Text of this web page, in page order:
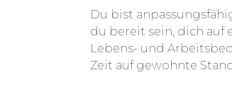
Du bist
du bereit sein, dich auf
Lebens- und
Zeit auf gewohnte